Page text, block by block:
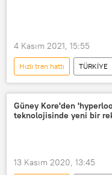
4 Kasım 2021, 15:55
Hızlı tren hattı TÜRKİYE
Tekirdağ
Edirne
Halkalı
Lüleburgaz
Seyahat
açıklama
Güney Kore'den
teknolojisinde yeni bir
13 Kasım 2020, 13:45